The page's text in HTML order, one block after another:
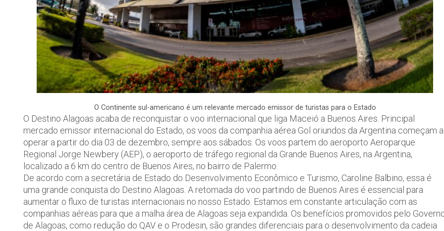
O Continente sul-americano é um relevante mercado emissor de turistas para o Estado
O Destino Alagoas acaba de reconquistar o voo internacional que liga Maceió a Buenos Aires. Principal
mercado emissor internacional do Estado, os voos da companhia aérea Gol oriundos da Argentina começam a
operar a partir do dia 03 de dezembro, sempre aos sábados. Os voos partem do aeroporto Aeroparque
Regional Jorge Newbery (AEP), o aeroporto de tráfego regional da Grande Buenos Aires, na Argentina,
localizado a 6 km do centro de Buenos Aires, no bairro de Palermo.
De acordo com a secretária de Estado do Desenvolvimento Econômico e Turismo, Caroline Balbino, essa é
uma grande conquista do Destino Alagoas. A retomada do voo partindo de Buenos Aires é essencial para
aumentar o fluxo de turistas internacionais no nosso Estado. Estamos em constante articulação com as
companhias aéreas para que a malha área de Alagoas seja expandida. Os benefícios promovidos pelo
de Alagoas, como redução do QAV e o Prodesin, são grandes diferenciais para o desenvolvimento da cadeia